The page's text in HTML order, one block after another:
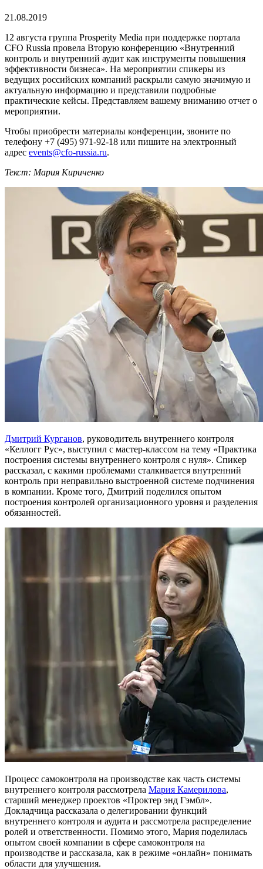
21.08.2019
12 августа группа Prosperity Media при поддержке портала
CFO Russia провела Вторую конференцию «Внутренний
контроль и внутренний аудит как инструменты повышения
эффективности бизнеса». На мероприятии спикеры из
ведущих российских компаний раскрыли самую значимую и
актуальную информацию и представили подробные
практические кейсы. Представляем вашему вниманию отчет о
мероприятии.
Чтобы приобрести материалы конференции, звоните по
телефону +7 (495) 971-92-18 или пишите на электронный
адрес events@cfo-russia.ru.
Текст: Мария Кириченко
Дмитрий Курганов, руководитель внутреннего контроля
«Келлогг Рус», выступил с мастер-классом на тему «Практика
построения системы внутреннего контроля с нуля». Спикер
рассказал, с какими проблемами сталкивается внутренний
контроль при неправильно выстроенной системе подчинения
в компании. Кроме того, Дмитрий поделился опытом
построения контролей организационного уровня и разделения
обязанностей.
Процесс самоконтроля на производстве как часть системы
внутреннего контроля рассмотрела Мария Камерилова,
старший менеджер проектов «Проктер энд Гэмбл».
Докладчица рассказала о делегировании функций
внутреннего контроля и аудита и рассмотрела распределение
ролей и ответственности. Помимо этого, Мария поделилась
опытом своей компании в сфере самоконтроля на
производстве и рассказала, как в режиме «онлайн» понимать
области для улучшения.